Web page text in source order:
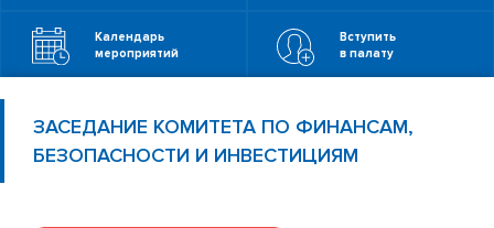
Календарь
мероприятий
Вступить
в палату
ЗАСЕДАНИЕ КОМИТЕТА ПО ФИНАНСАМ,
БЕЗОПАСНОСТИ И ИНВЕСТИЦИЯМ